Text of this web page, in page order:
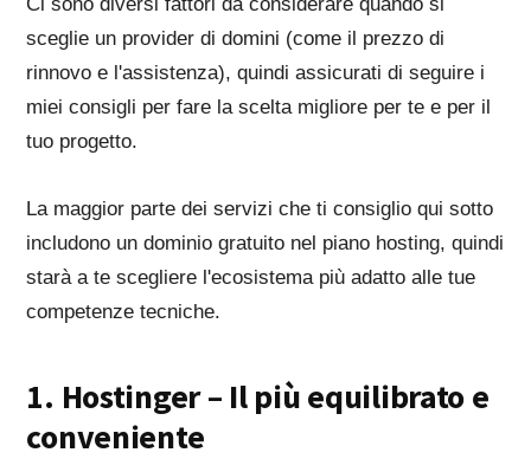
sceglie un provider di domini (come il prezzo di
rinnovo e l'assistenza), quindi assicurati di seguire i
miei consigli per fare la scelta migliore per te e per il
tuo progetto.
La maggior parte dei servizi che ti consiglio qui sotto
includono un dominio gratuito nel piano hosting, quindi
starà a te scegliere l'ecosistema più adatto alle tue
competenze tecniche.
1. Hostinger – Il più equilibrato e
conveniente